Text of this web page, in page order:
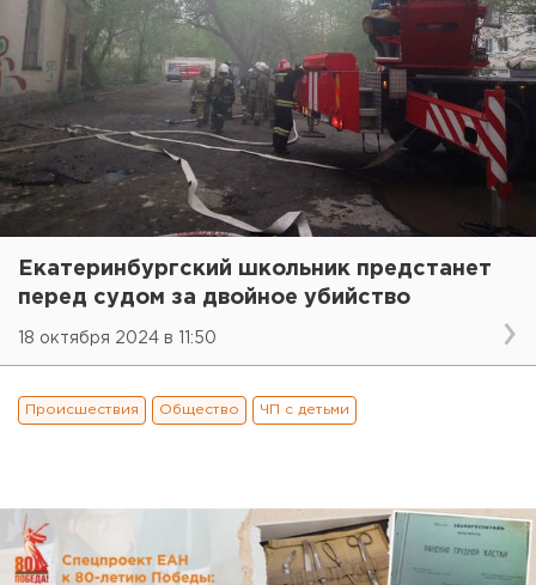
Екатеринбургский школьник предстанет
перед судом за двойное убийство
18 октября 2024 в 11:50
Происшествия Общество ЧП с детьми